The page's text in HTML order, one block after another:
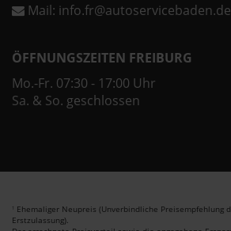
Mail: info.fr@autoservicebaden.de
ÖFFNUNGSZEITEN FREIBURG
Mo.-Fr. 07:30 - 17:00 Uhr
Sa. & So. geschlossen
1 Ehemaliger Neupreis (Unverbindliche Preisempfehlung
Erstzulassung).